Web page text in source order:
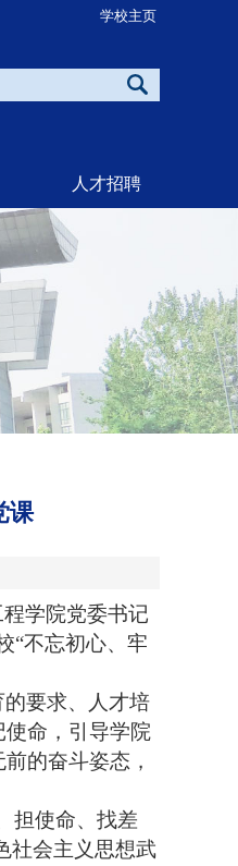
学校主页
人才招聘
课
学院党委书记
“不忘初心、牢
要求、人才培
命，引导学院
的奋斗姿态，
担使命、找差
社会主义思想武